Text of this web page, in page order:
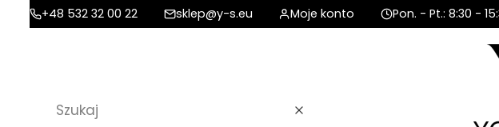
+48 532 32 00 22 sklep@y-s.eu Moje konto Pon. - Pt.: 8:30 -
Wyczyść